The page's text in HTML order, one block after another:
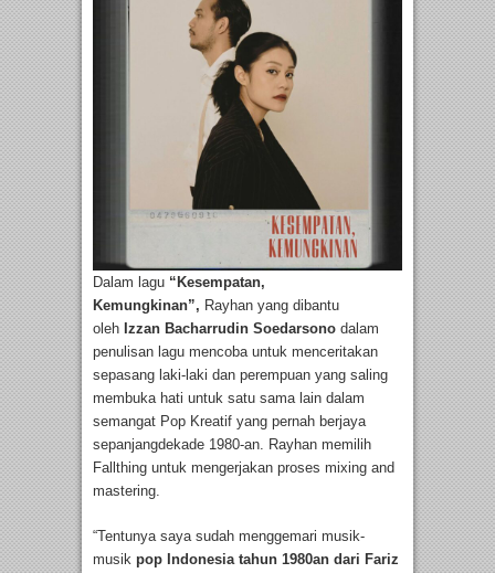
Dalam lagu “Kesempatan,
Kemungkinan”, Rayhan yang dibantu
oleh Izzan Bacharrudin Soedarsono dalam
penulisan lagu mencoba untuk menceritakan
sepasang laki-laki dan perempuan yang saling
membuka hati untuk satu sama lain dalam
semangat Pop Kreatif yang pernah berjaya
sepanjangdekade 1980-an. Rayhan memilih
Fallthing untuk mengerjakan proses mixing and
mastering.
“Tentunya saya sudah menggemari musik-
musik pop Indonesia tahun 1980an dari Fariz